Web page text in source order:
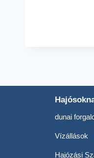
dunai
Vízállások
Hajózási